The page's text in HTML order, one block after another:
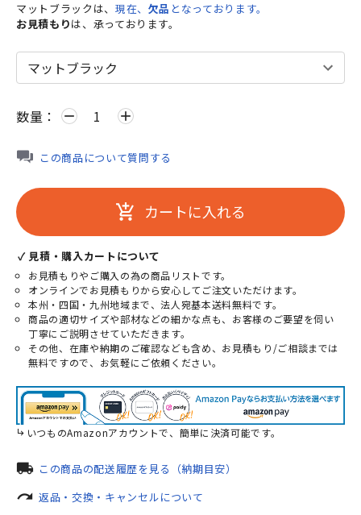
マットブラックは、 現在、 欠品 となっております。
お見積もりは、承っております。
数量： remove add
この商品について質問する
add_shopping_cart カートに入れる
✓ 見積・購入カートについて
お見積もりやご購入の為の商品リストです。
オンラインでお見積もりから安心してご注文いただけます。
本州・四国・九州地域まで、法人宛基本送料無料です。
商品の適切サイズや部材などの細かな点も、お客様のご要望を伺い
丁寧にご説明させていただきます。
その他、在庫や納期のご確認なども含め、お見積もり/ご相談までは
無料ですので、お気軽にご依頼ください。
いつものAmazonアカウントで、簡単に決済可能です。
local_shipping この商品の配送履歴を見る（納期目安）
redo 返品・交換・キャンセルについて